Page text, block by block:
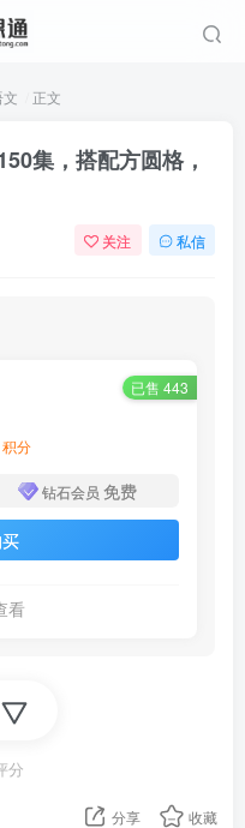
正文
集，搭配方圆格，
关注 私信
已售 443
积分
钻石会员 免费
看
分
分享 收藏